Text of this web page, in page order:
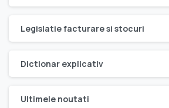
Legislatie facturare si stocuri
Dictionar explicativ
Ultimele noutati